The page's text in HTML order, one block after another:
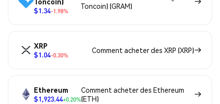
$1.34-1.98%
Toncoin) (GRAM)
XRP
$1.04-0.30%
Comment acheter des XRP (XRP)
Ethereum
$1,923.44+0.20%
Comment acheter des Ethereum
(ETH)